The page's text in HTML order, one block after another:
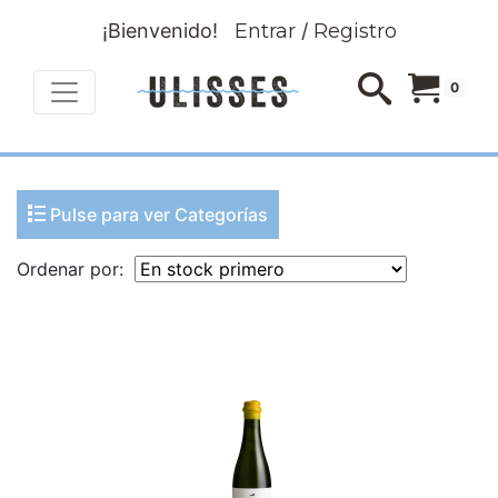
¡Bienvenido! Entrar/ Registro
0
Pulse para ver Categorías
Ordenar por: